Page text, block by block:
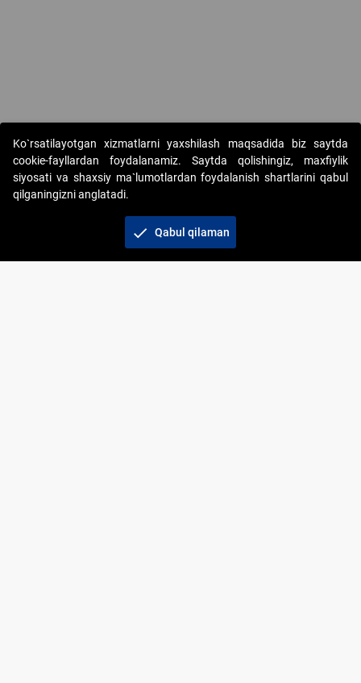
Copyright © 2017-2026. "Elektron onlayn-auksionlarni
tashkil etish" AJ. Barcha huquqlar himoyalangan
Ko`rsatilayotgan xizmatlarni yaxshilash maqsadida biz saytda
cookie-fayllardan foydalanamiz. Saytda qolishingiz, maxfiylik
siyosati va shaxsiy ma`lumotlardan foydalanish shartlarini qabul
qilganingizni anglatadi.
check Qabul qilaman